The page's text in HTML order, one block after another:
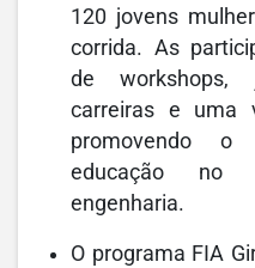
120 jovens
corrida. As
de workshops,
carreiras e uma
promovendo
educação no
engenharia.
O programa FIA